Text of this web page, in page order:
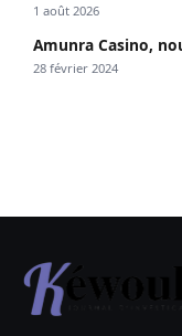
1 août 2026
Amunra Casino,
28 février 2024